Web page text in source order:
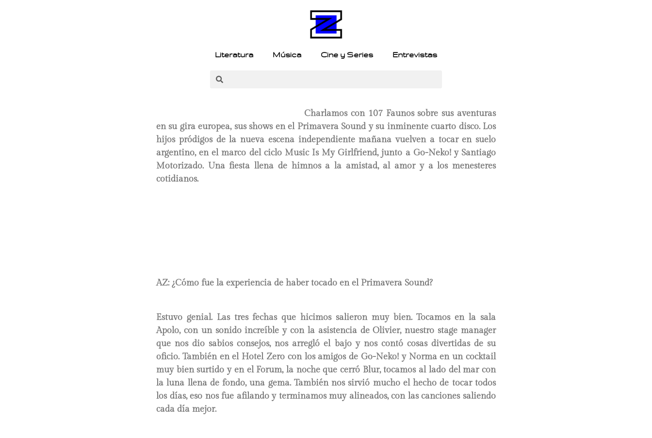
Literatura Música Cine y Series Entrevistas
Charlamos con 107 Faunos sobre sus aventuras
en su gira europea, sus shows en el Primavera Sound y su inminente cuarto disco. Los
hijos pródigos de la nueva escena independientemañanavuelven a tocar en suelo
argentino, en el marco del ciclo Music Is My Girlfriend, junto a Go-Neko! y Santiago
Motorizado. Una fiesta llena de himnos a la amistad, al amor y a los menesteres
cotidianos.
AZ: ¿Cómo fue la experiencia de haber tocado en el Primavera Sound?
Estuvo genial. Las tres fechas que hicimos salieron muy bien. Tocamos en la sala
Apolo, con un sonido increíble y con la asistencia de Olivier, nuestro stage manager
que nos dio sabios consejos, nos arregló el bajo y nos contó cosas divertidas de su
oficio. También en el Hotel Zero con los amigos de Go-Neko! y Norma en un cocktail
muy bien surtido y en el Forum, la noche que cerró Blur, tocamos al lado del mar con
la luna llena de fondo, una gema. También nos sirvió mucho el hecho de tocar todos
los días, eso nos fue afilando y terminamos muy alineados, con las canciones saliendo
cada día mejor.